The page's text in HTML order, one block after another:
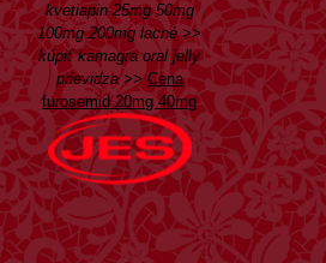
kvetiapin 25mg 50mg
100mg 200mg lacné>>
kúpiť kamagra oral jelly
prievidza>>Cena
furosemid 20mg 40mg